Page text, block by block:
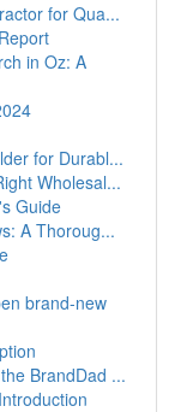
for Qua...
in Oz: A
for Durabl...
Wholesal...
Guide
A Thoroug...
brand-new
BrandDad ...